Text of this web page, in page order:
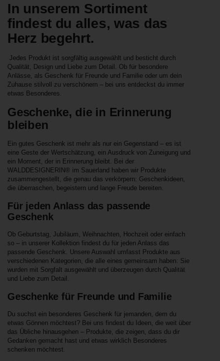
In unserem Sortiment
findest du alles, was das
Herz begehrt.
Jedes Produkt ist sorgfältig ausgewählt und besticht durch
Qualität, Design und Liebe zum Detail. Ob für besondere
Anlässe, als Geschenk für Freunde und Familie oder um dein
Zuhause stilvoll zu verschönern – bei uns entdeckst du immer
etwas Besonderes.
Geschenke, die in Erinnerung
bleiben
Ein gutes Geschenk ist mehr als nur ein Gegenstand – es ist
eine Geste der Wertschätzung, ein Ausdruck von Zuneigung und
ein Moment, der in Erinnerung bleibt. Bei der
WALDDESIGNERIN® im Sauerland haben wir Produkte
zusammengestellt, die genau das verkörpern: Geschenkideen,
die überraschen, begeistern und lange Freude bereiten.
Für jeden Anlass das passende
Geschenk
Ob Geburtstag, Jubiläum, Weihnachten, Hochzeit oder einfach
so – in unserer Kollektion findest du für jeden Anlass das
passende Geschenk. Unsere Auswahl umfasst Produkte aus
verschiedenen Kategorien, die alle eines gemeinsam haben: Sie
wurden mit Sorgfalt ausgewählt und überzeugen durch Qualität
und Liebe zum Detail.
Geschenke für Freunde und Familie
Du suchst ein besonderes Geschenk für jemanden, dem du
etwas Gönnen möchtest? Bei uns findest du Ideen, die weit über
das Übliche hinausgehen – Produkte, die zeigen, dass du dir
Gedanken gemacht hast und etwas wirklich Besonderes
schenken möchtest.